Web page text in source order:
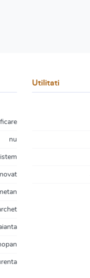
nu
Utilitati